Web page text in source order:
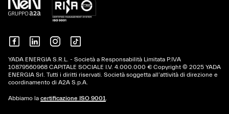
YADA ENERGIA S.R.L. - Società a Responsabilità Limitata P.IVA
10879560968 CAPITALE SOCIALE I.V. 4.000.000 € Copyright © 2025 YADA
ENERGIA Srl. Tutti i diritti riservati. Società soggetta all’attività di direzione e
coordinamento di A2A S.p.A.
Abbiamo la certificazione ISO 9001